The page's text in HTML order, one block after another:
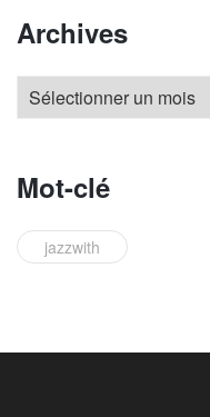
Archives
Mot-clé
jazzwith